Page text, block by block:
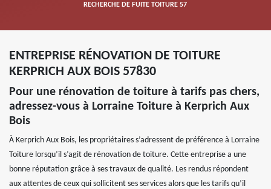
RECHERCHE DE FUITE TOITURE 57
ENTREPRISE RÉNOVATION DE TOITURE
KERPRICH AUX BOIS 57830
Pour une rénovation de toiture à tarifs pas chers,
adressez-vous à Lorraine Toiture à Kerprich Aux
Bois
À Kerprich Aux Bois, les propriétaires s’adressent de préférence à Lorraine
Toiture lorsqu’il s’agit de rénovation de toiture. Cette entreprise a une
bonne réputation grâce à ses travaux de qualité. Les rendus répondent
aux attentes de ceux qui sollicitent ses services alors que les tarifs qu’il